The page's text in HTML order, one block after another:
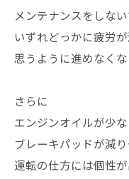
メンテナンスをしな
いずれどっかに疲労
思うように進めなくな
さらに
エンジンオイルが少
ブレーキパッドが減
運転の仕方には個性が